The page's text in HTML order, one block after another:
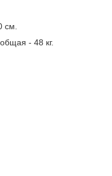
см.
- 48 кг.